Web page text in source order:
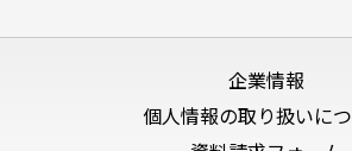
企業情報
個人情報の取り扱いに